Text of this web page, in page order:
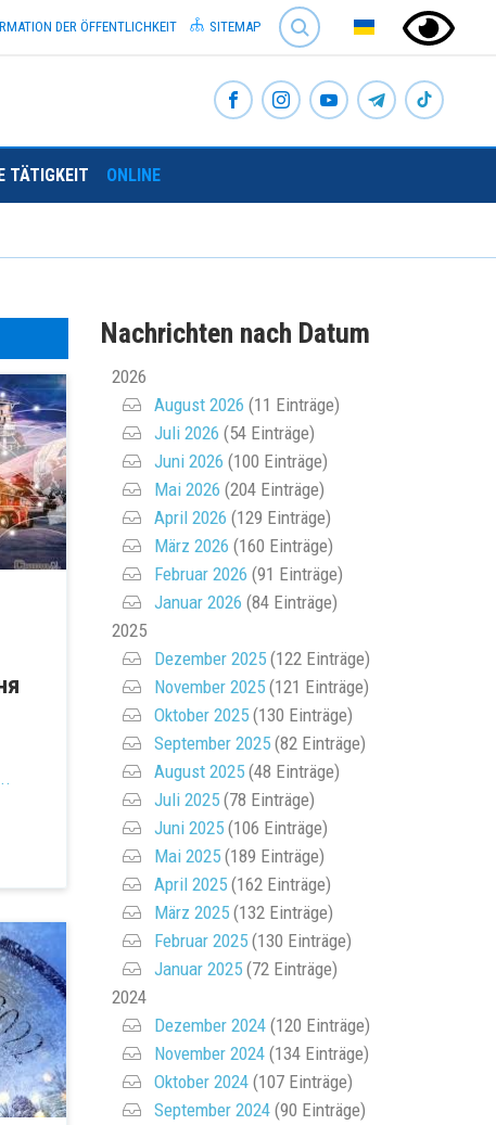
SEARCH
DER ÖFFENTLICHKEIT SITEMAP
TÄTIGKEIT ONLINE
Nachrichten nach Datum
2026
August 2026 (11 Einträge)
Juli 2026 (54 Einträge)
Juni 2026 (100 Einträge)
Mai 2026 (204 Einträge)
April 2026 (129 Einträge)
März 2026 (160 Einträge)
Februar 2026 (91 Einträge)
Januar 2026 (84 Einträge)
2025
Dezember 2025(122 Einträge)
November 2025(121 Einträge)
Oktober 2025(130 Einträge)
September 2025(82 Einträge)
August 2025(48 Einträge)
Juli 2025(78 Einträge)
Juni 2025(106 Einträge)
Mai 2025(189 Einträge)
April 2025(162 Einträge)
März 2025(132 Einträge)
Februar 2025(130 Einträge)
Januar 2025(72 Einträge)
2024
Dezember 2024(120 Einträge)
November 2024(134 Einträge)
Oktober 2024(107 Einträge)
September 2024(90 Einträge)